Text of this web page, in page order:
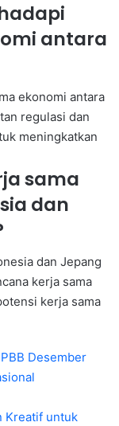
antara
ekonomi antara
regulasi dan
meningkatkan
sama
dan
dan Jepang
kerja sama
kerja sama
Desember
Kreatif untuk